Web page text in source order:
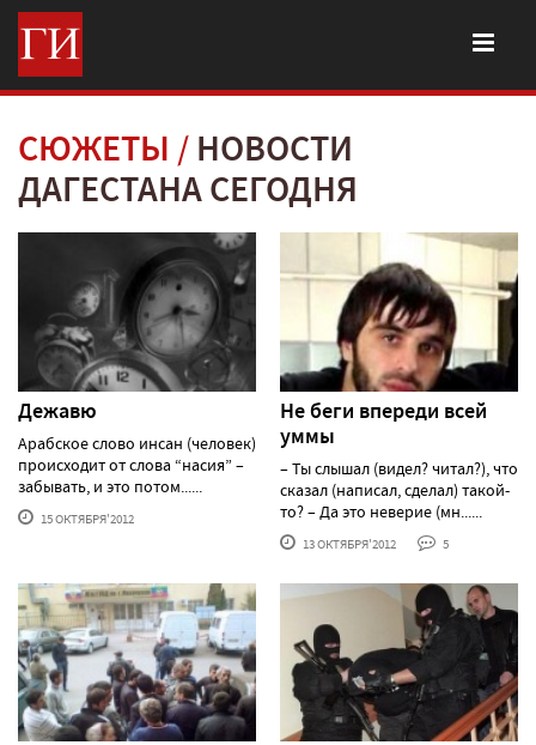
СЮЖЕТЫ
НОВОСТИ
ДАГЕСТАНА СЕГОДНЯ
Дежавю
Арабское слово инсан (человек)
происходит от слова “насия” –
забывать, и это потом......
15 ОКТЯБРЯ'2012
Не беги впереди всей
уммы
– Ты слышал (видел? читал?), что
сказал (написал, сделал) такой-
то? – Да это неверие (мн......
13 ОКТЯБРЯ'2012 5